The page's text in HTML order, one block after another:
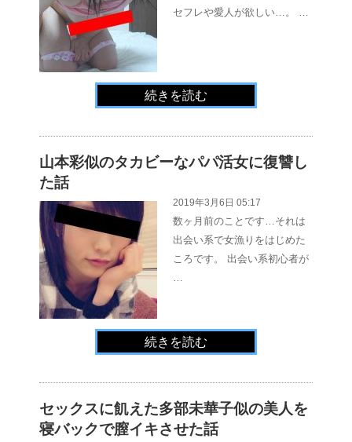
セフレや愛人が欲しい…。 …
続きを読む
山本彩似のタカビーなパパ活女に復讐し
た話
2019年3月6日 05:17
数ヶ月前のことです…それは
出会い系で女漁りをはじめた
ころです。 出会い系初心者が
続きを読む
セックスに飢えた多部未華子似の美人を
寝バックで膣イキさせた話